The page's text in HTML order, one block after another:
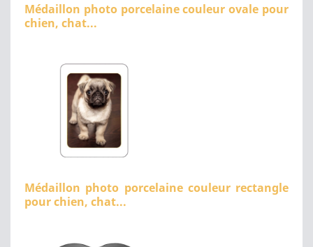
Médaillon photo porcelaine couleur ovale pour
chien, chat...
Médaillon photo porcelaine couleur rectangle
pour chien, chat...